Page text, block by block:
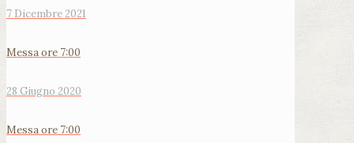
7 Dicembre 2021
Messa ore 7:00
28 Giugno 2020
Messa ore 7:00